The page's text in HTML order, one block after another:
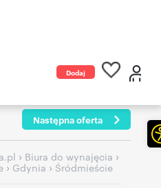
Dodaj
Następna oferta
› Biura do wynajęcia ›
› Gdynia › Śródmieście